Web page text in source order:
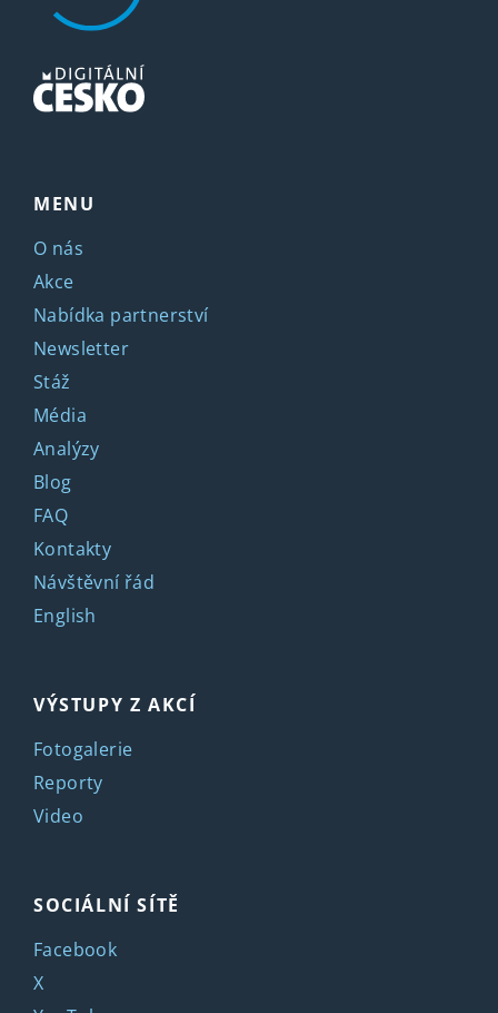
MENU
O nás
Akce
Nabídka partnerství
Newsletter
Stáž
Média
Analýzy
Blog
FAQ
Kontakty
Návštěvní řád
English
VÝSTUPY Z AKCÍ
Fotogalerie
Reporty
Video
SOCIÁLNÍ SÍTĚ
Facebook
X